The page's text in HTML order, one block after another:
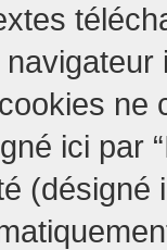
ne
ici par
(désigné